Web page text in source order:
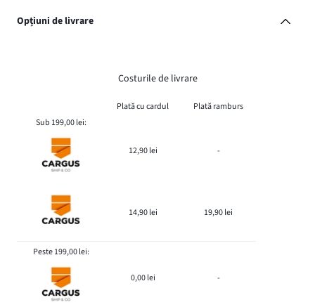
Opțiuni de livrare
Costurile de livrare
Plată cu cardul
Plată ramburs
Sub 199,00 lei:
12,90 lei -
14,90 lei 19,90 lei
Peste 199,00 lei:
0,00 lei -